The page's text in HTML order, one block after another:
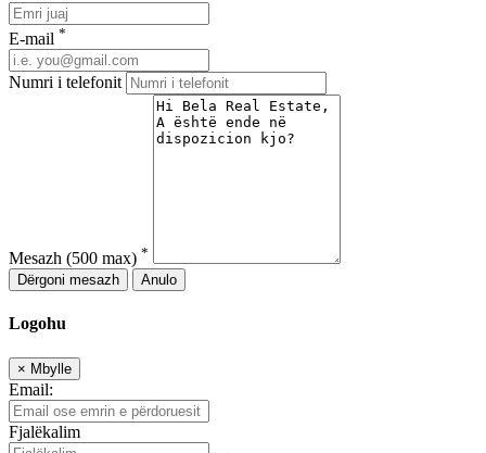
E-mail *
Numri i telefonit
Mesazh (500 max) *
Dërgoni mesazh
Anulo
Logohu
× Mbylle
Email:
Fjalëkalim